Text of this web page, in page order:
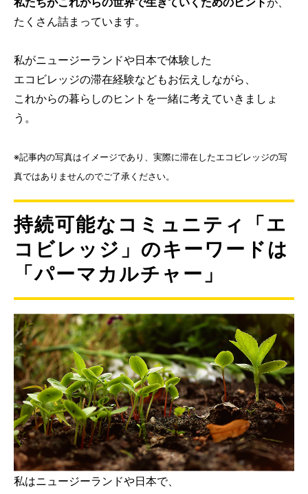
たくさん詰まっています。
私がニュージーランドや日本で体験した
エコビレッジの滞在経験などもお伝えしながら、
これからの暮らしのヒントを一緒に考えていきましょ
う。
※記事内の写真はイメージであり、実際に滞在したエコビレッジの写
真ではありませんのでご了承ください。
持続可能なコミュニティ「エ
コビレッジ」のキーワードは
「パーマカルチャー」
私はニュージーランドや日本で、